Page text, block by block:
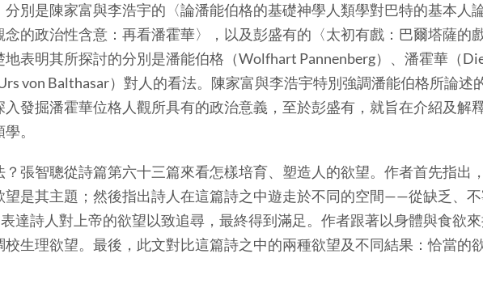
別是陳家富與李浩宇的〈論潘能伯格的基礎神學人類學對巴特的基本人
的政治性含意：再看潘霍華〉，以及彭盛有的〈太初有戲：巴爾塔薩的
表明其所探討的分別是潘能伯格（Wolfhart Pannenberg）、潘霍華（
von Balthasar）對人的看法。陳家富與李浩宇特別強調潘能伯格所論述
發掘潘霍華位格人觀所具有的政治意義，至於彭盛有，就旨在介紹及解
。
智聰從詩篇第六十三篇來看怎樣培育、塑造人的欲望。作者首先指出
是其主題；然後指出詩人在這篇詩之中遊走於不同的空間——從缺乏、
達詩人對上帝的欲望以致追尋，最終得到滿足。作者跟著以身體與食欲
生理欲望。最後，此文對比這篇詩之中的兩種欲望及不同結果：恰當的